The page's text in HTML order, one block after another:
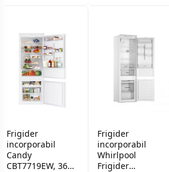
Frigider
incorporabil
Candy
CBT7719EW, 364
Frigider
incorporabil
Whirlpool
Frigider